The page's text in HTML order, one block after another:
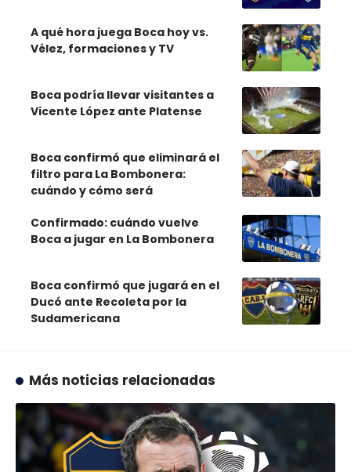
A qué hora juega Boca hoy vs.
Vélez, formaciones y TV
Boca podría llevar visitantes a
Vicente López ante Platense
Boca confirmó que eliminará el
filtro para La Bombonera:
cuándo y cómo será
Confirmado: cuándo vuelve
Boca a jugar en La Bombonera
Boca confirmó que jugará en el
Ducó ante Recoleta por la
Sudamericana
Más noticias relacionadas